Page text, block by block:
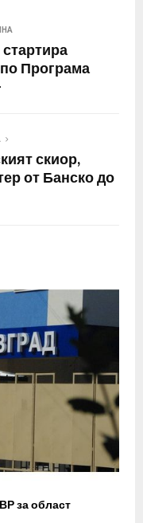
Програма
скиор,
от Банско до
за област